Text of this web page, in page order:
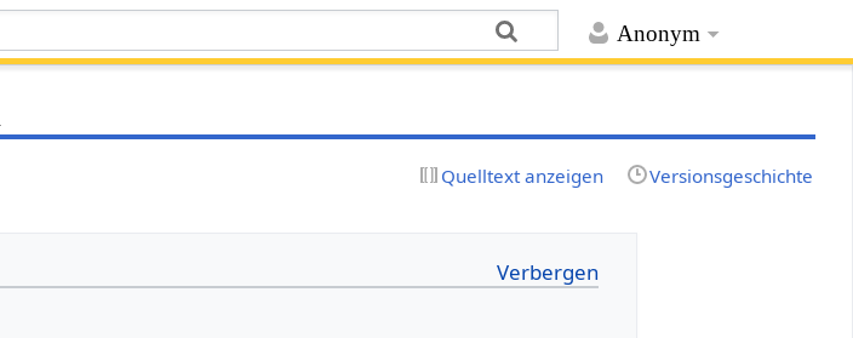
Anonym
Quelltext anzeigen Versionsgeschichte